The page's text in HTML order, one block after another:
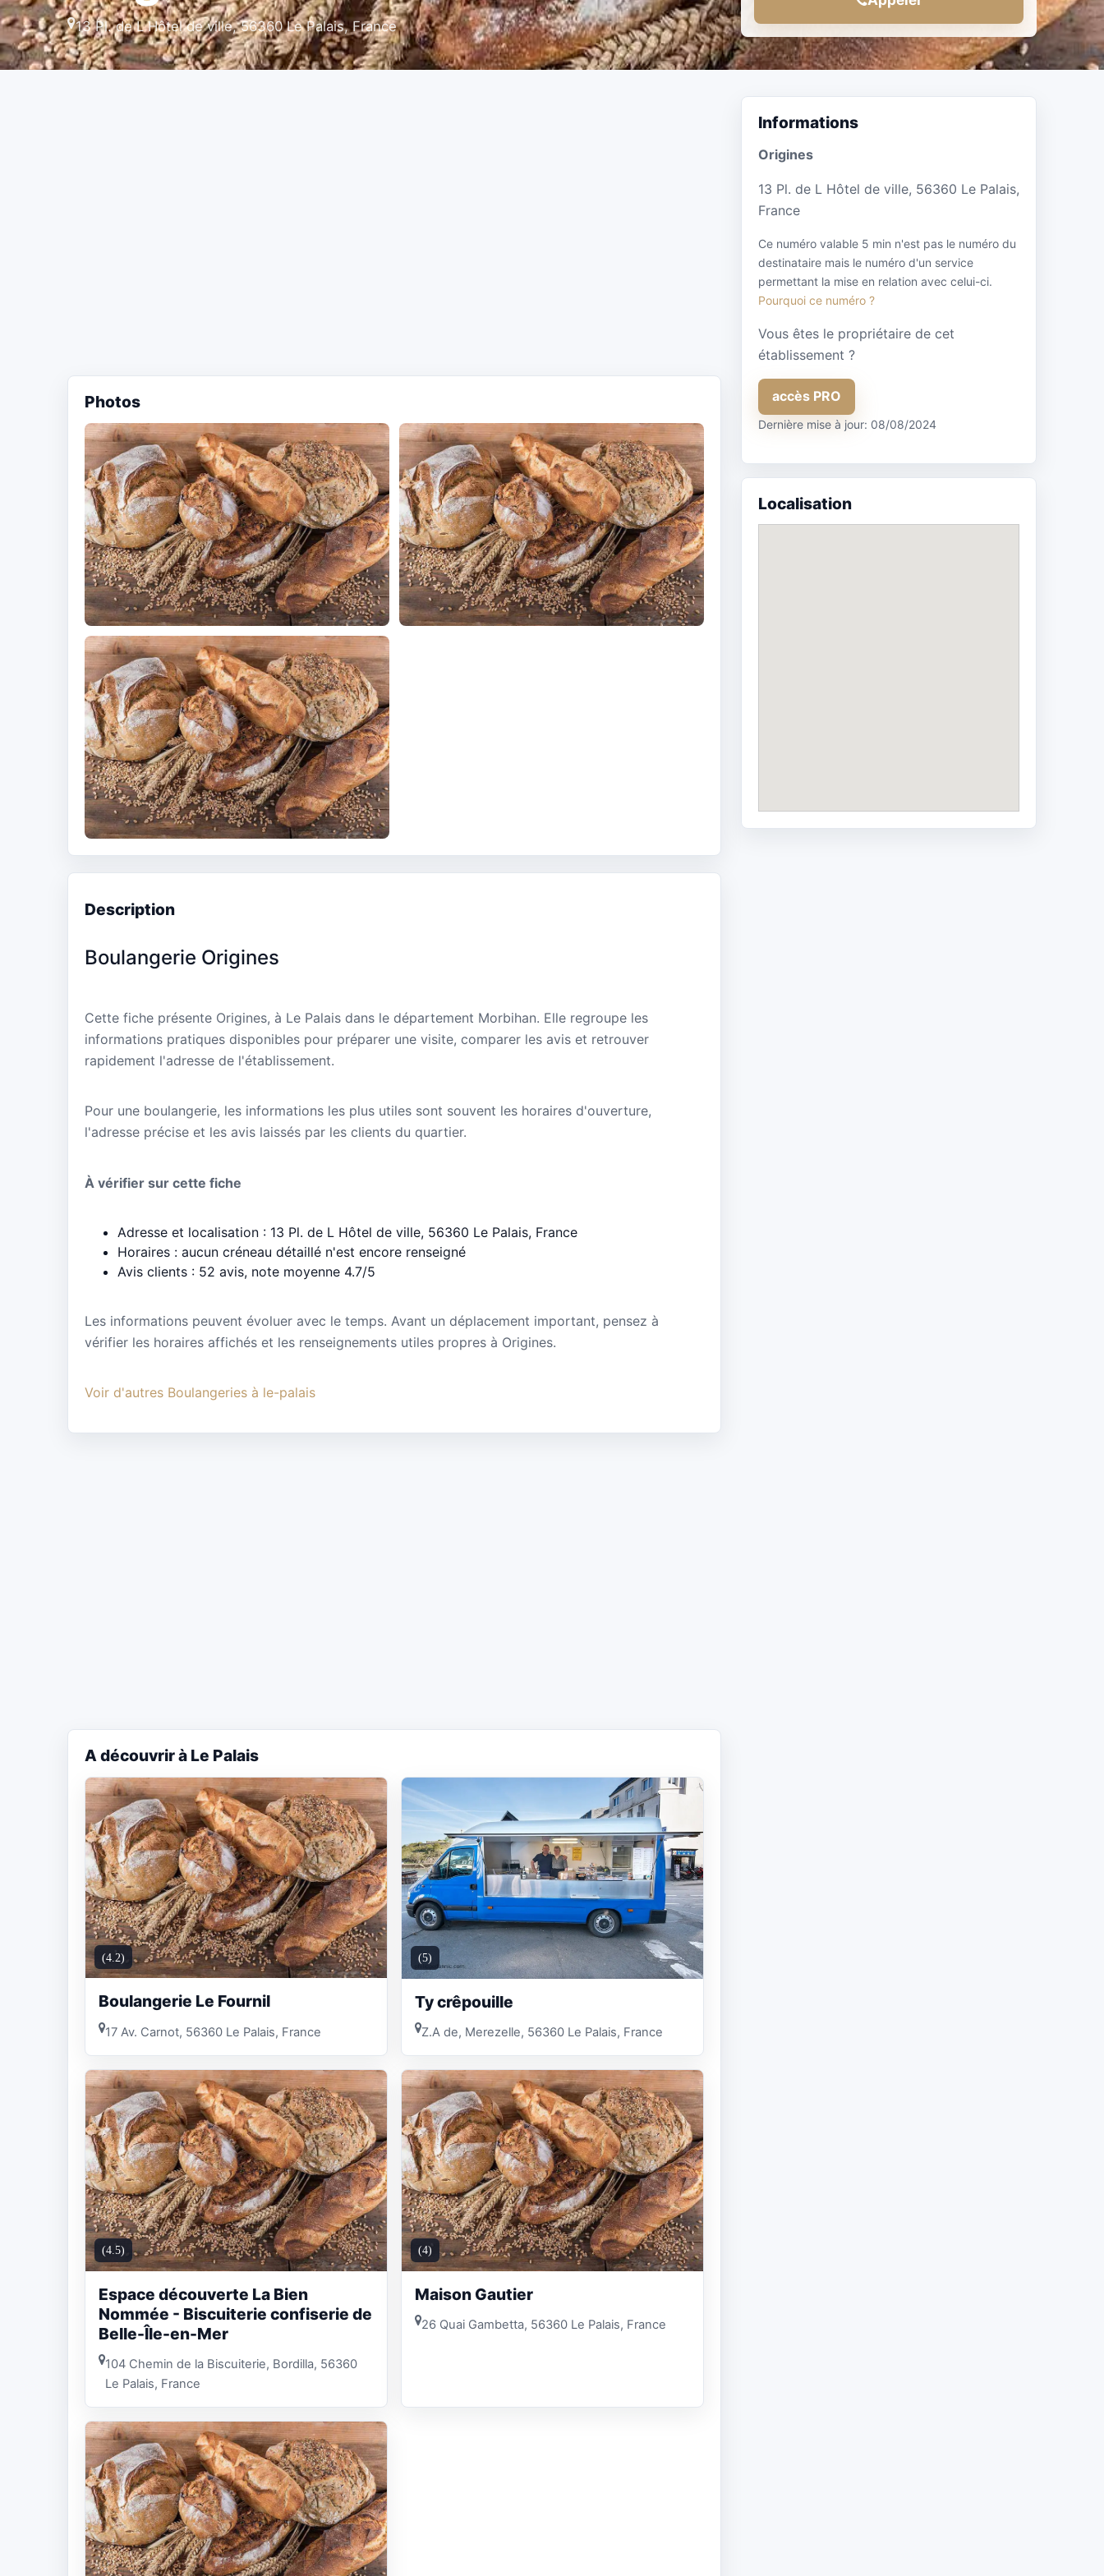
13 Pl. de L Hôtel de ville, 56360 Le Palais, France
Photos
Description
Boulangerie Origines
Cette fiche présente Origines, à Le Palais dans le département Morbihan. Elle regroupe les
informations pratiques disponibles pour préparer une visite, comparer les avis et retrouver
rapidement l'adresse de l'établissement.
Pour une boulangerie, les informations les plus utiles sont souvent les horaires d'ouverture,
l'adresse précise et les avis laissés par les clients du quartier.
À vérifier sur cette fiche
Adresse et localisation : 13 Pl. de L Hôtel de ville, 56360 Le Palais, France
Horaires : aucun créneau détaillé n'est encore renseigné
Avis clients : 52 avis, note moyenne 4.7/5
Les informations peuvent évoluer avec le temps. Avant un déplacement important, pensez à
vérifier les horaires affichés et les renseignements utiles propres à Origines.
Voir d'autres Boulangeries à le-palais
A découvrir à Le Palais
(4.2)
Boulangerie Le Fournil
17 Av. Carnot, 56360 Le Palais, France
(5)
Ty crêpouille
Z.A de, Merezelle, 56360 Le Palais, France
(4.5)
Espace découverte La Bien
Nommée - Biscuiterie confiserie de
Belle-Île-en-Mer
104 Chemin de la Biscuiterie, Bordilla, 56360
Le Palais, France
(4)
Maison Gautier
26 Quai Gambetta, 56360 Le Palais, France
Informations
Origines
13 Pl. de L Hôtel de ville, 56360 Le Palais,
France
Ce numéro valable 5 min n'est pas le numéro du
destinataire mais le numéro d'un service
permettant la mise en relation avec celui-ci.
Pourquoi ce numéro ?
Vous êtes le propriétaire de cet
établissement ?
accès PRO
Dernière mise à jour: 08/08/2024
Localisation